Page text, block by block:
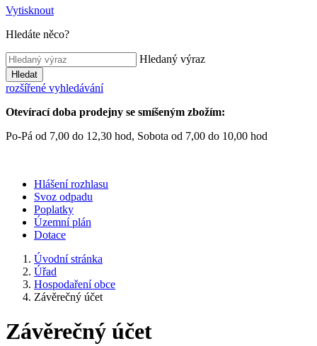
Vytisknout
Hledáte něco?
Hledaný výraz
Hledat
rozšířené vyhledávání
Otevírací doba prodejny se smíšeným zbožím:
Po-Pá od 7,00 do 12,30 hod, Sobota od 7,00 do 10,00 hod
Hlášení rozhlasu
Svoz odpadu
Poplatky
Územní plán
Dotace
Úvodní stránka
Úřad
Hospodaření obce
Závěrečný účet
Závěrečný účet